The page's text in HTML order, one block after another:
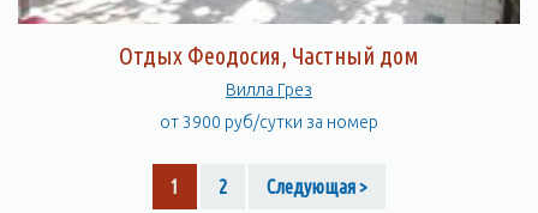
Отдых Феодосия, Частный дом
Вилла Грез
от 3900 руб/сутки за номер
1 2 Следующая >